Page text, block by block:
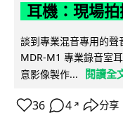
耳機：現場
談到專業混音專用的
MDR-M1 專業錄音室
意影像製作...
閱讀全
36 4 ↗ 分享